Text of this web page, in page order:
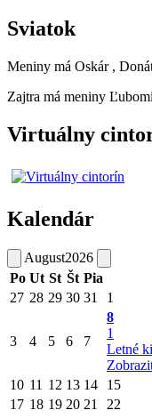
Sviatok
Meniny má Oskár ,
Zajtra má meniny
Virtuálny
Kalendár
August2026
Po Ut St Št Pia
27 28 29 30 31 1
3 4 5 6 7
8
1
Letné
10 11 12 13 14 15
17 18 19 20 21 22